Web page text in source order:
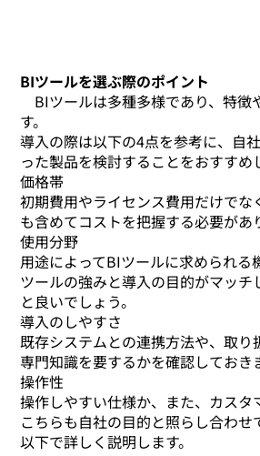
BIツールを選ぶ際のポイント
BIツールは多種多様であり、特徴
す。
導入の際は以下の4点を参考に、自
った製品を検討することをおすすめ
価格帯
初期費用やライセンス費用だけでな
も含めてコストを把握する必要があ
使用分野
用途によってBIツールに求められる
ツールの強みと導入の目的がマッチ
と良いでしょう。
導入のしやすさ
既存システムとの連携方法や、取り
専門知識を要するかを確認しておき
操作性
操作しやすい仕様か、また、カスタ
こちらも自社の目的と照らし合わせ
以下で詳しく説明します。